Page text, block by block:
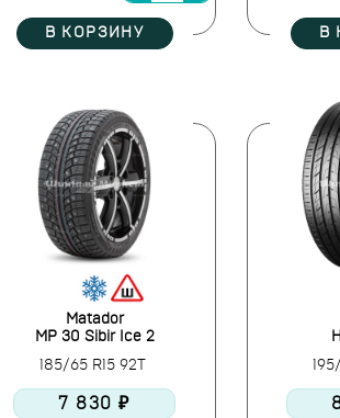
В КОРЗИНУ В
Matador
MP 30 Sibir Ice 2
185/65 R15 92T
7 830 ₽